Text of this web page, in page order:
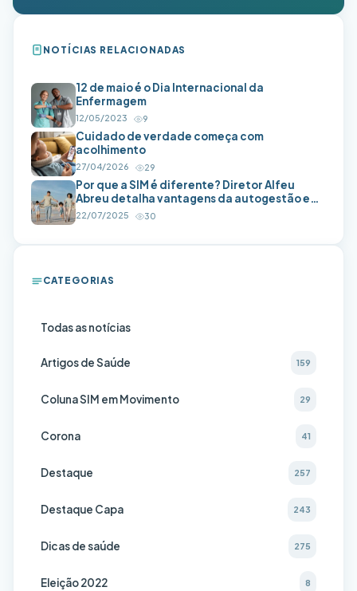
NOTÍCIAS RELACIONADAS
12 de maio é o Dia Internacional da
Enfermagem
12/05/2023 9
Cuidado de verdade começa com
acolhimento
27/04/2026 29
Por que a SIM é diferente? Diretor Alfeu
Abreu detalha vantagens da autogestão em
saúde
22/07/2025 30
CATEGORIAS
Todas as notícias
Artigos de Saúde 159
Coluna SIM em Movimento 29
Corona 41
Destaque 257
Destaque Capa 243
Dicas de saúde 275
Eleição 2022 8